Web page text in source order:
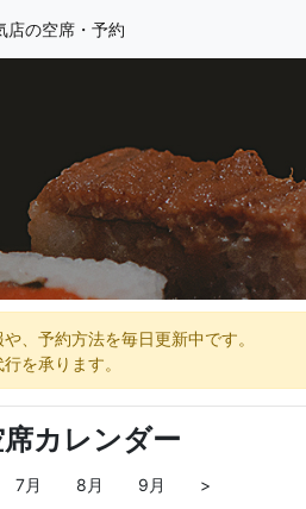
店の空席・予約
、予約方法を毎日更新中です。
を承ります。
カレンダー
7月 8月 9月 >